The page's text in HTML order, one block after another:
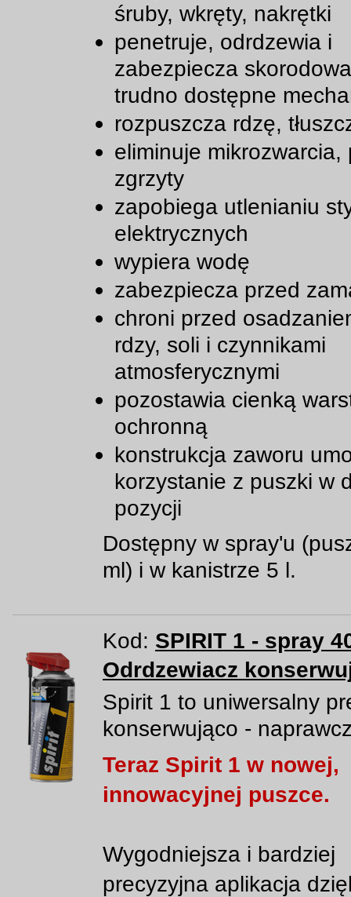
śruby, wkręty, nakrętki
penetruje, odrdzewia i
zabezpiecza
trudno dostępne
rozpuszcza rdzę,
eliminuje mikrozwarcia,
zgrzyty
zapobiega utlenianiu
elektrycznych
wypiera wodę
zabezpiecza przed
chroni przed
rdzy, soli i czynnikami
atmosferycznymi
pozostawia cienką
ochronną
konstrukcja zaworu
korzystanie z puszki w
pozycji
Dostępny w spray'u
ml) i w kanistrze 5 l.
Kod: SPIRIT 1 - spray
Odrdzewiacz
Spirit 1 to uniwersalny
konserwująco -
Teraz Spirit 1 w nowej,
innowacyjnej puszce.
Wygodniejsza i bardziej
precyzyjna aplikacja